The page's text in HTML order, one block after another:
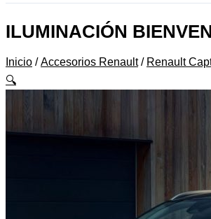
ILUMINACIÓN
Inicio /Accesorios Renault/ Renault
🔍